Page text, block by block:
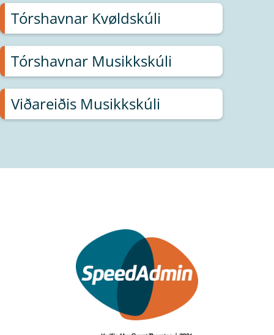
Tórshavnar Kvøldskúli
Tórshavnar Musikkskúli
Viðareiðis Musikkskúli